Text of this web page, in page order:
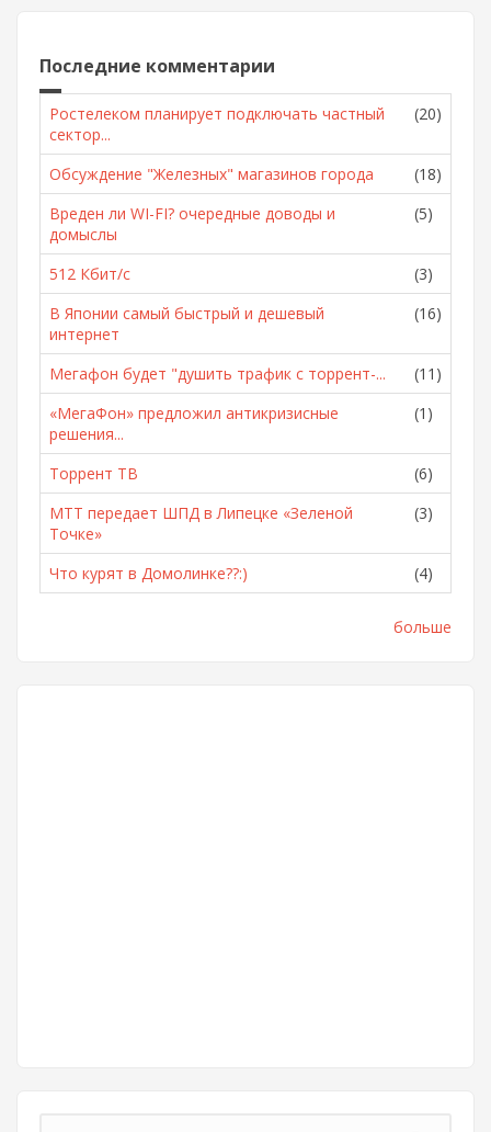
Последние комментарии
Ростелеком планирует подключать частный
сектор...
(20)
Обсуждение "Железных" магазинов города
(18)
Вреден ли WI-FI? очередные доводы и
домыслы
(5)
512 Кбит/с
(3)
В Японии самый быстрый и дешевый
интернет
(16)
Мегафон будет "душить трафик с торрент-...
(11)
«МегаФон» предложил антикризисные
решения...
(1)
Торрент ТВ
(6)
МТТ передает ШПД в Липецке «Зеленой
Точке»
(3)
Что курят в Домолинке??:) (4)
больше